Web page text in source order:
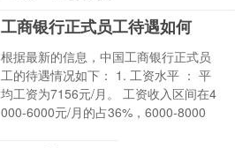
工商银行正式员工待遇如何
根据最新的信息，中国工商银行正式员
工的待遇情况如下： 1. 工资水平 ： 平
均工资为7156元/月。 工资收入区间在4
000-6000元/月的占36%，6000-8000